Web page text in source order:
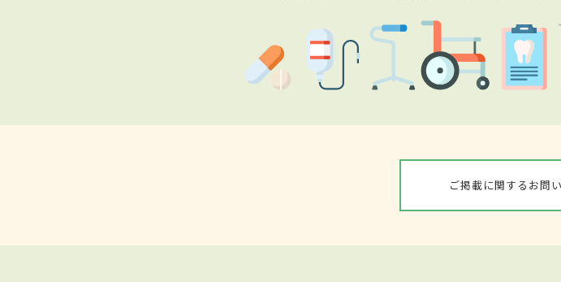
ご掲載に関するお問